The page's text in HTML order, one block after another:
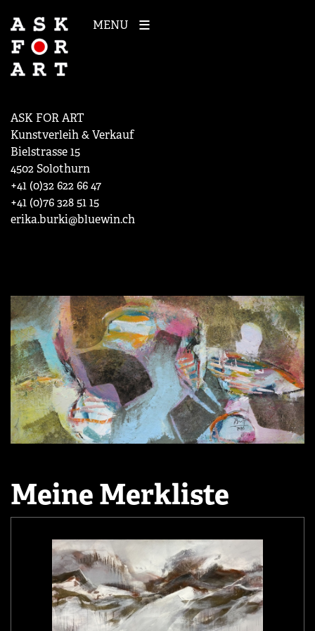
MENU
ASK FOR ART
Kunstverleih & Verkauf
Bielstrasse 15
4502 Solothurn
+41 (0)32 622 66 47
+41 (0)76 328 51 15
erika.burki@bluewin.ch
Meine Merkliste